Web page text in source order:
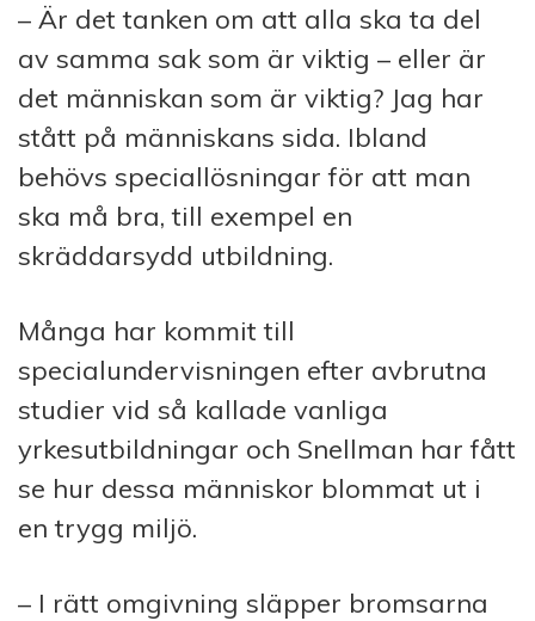
– Är det tanken om att alla ska ta del
av samma sak som är viktig – eller är
det människan som är viktig? Jag har
stått på människans sida. Ibland
behövs speciallösningar för att man
ska må bra, till exempel en
skräddarsydd utbildning.
Många har kommit till
specialundervisningen efter avbrutna
studier vid så kallade vanliga
yrkesutbildningar och Snellman har fått
se hur dessa människor blommat ut i
en trygg miljö.
– I rätt omgivning släpper bromsarna